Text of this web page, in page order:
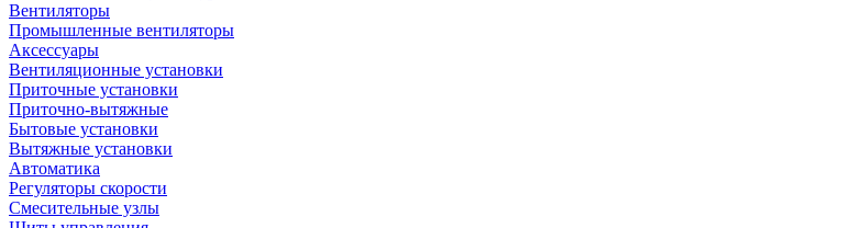
Вентиляторы
Промышленные вентиляторы
Аксессуары
Вентиляционные установки
Приточные установки
Приточно-вытяжные
Бытовые установки
Вытяжные установки
Автоматика
Регуляторы скорости
Смесительные узлы